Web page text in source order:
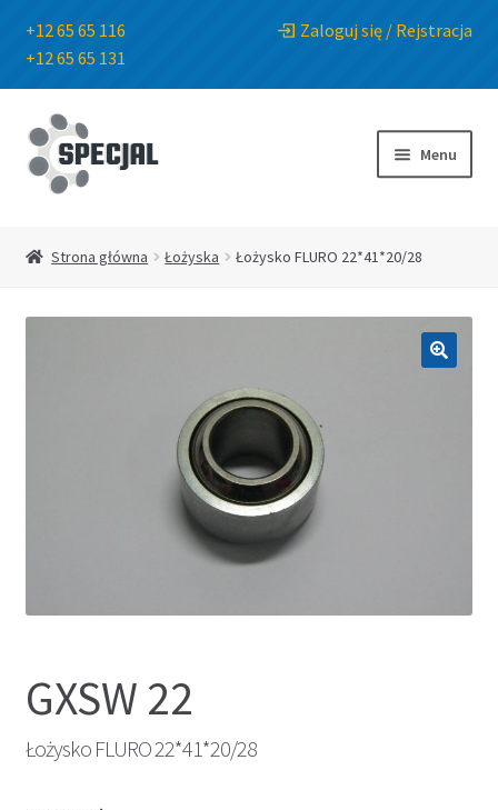
+12 65 65 116
+12 65 65 131
Zaloguj się / Rejstracja
Przejdź
do
nawigacji
Przejdź
do
treści
Menu
Strona główna Łożyska Łożysko FLURO 22*41*20/28
GXSW 22
Łożysko FLURO 22*41*20/28